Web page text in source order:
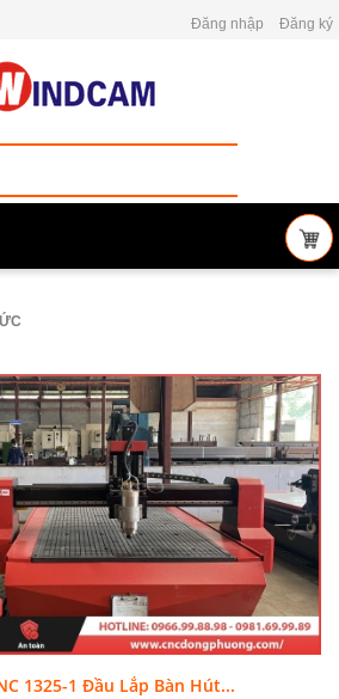
Đăng nhập Đăng ký
1325-1 Đầu Lắp Bàn Hút...